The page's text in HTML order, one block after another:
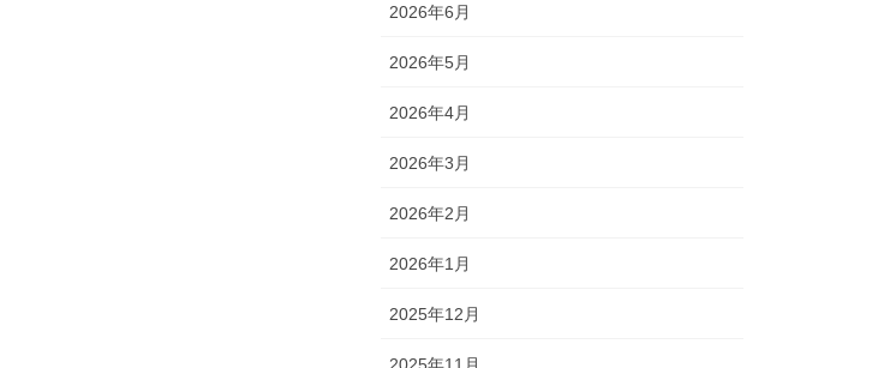
2026年6月
2026年5月
2026年4月
2026年3月
2026年2月
2026年1月
2025年12月